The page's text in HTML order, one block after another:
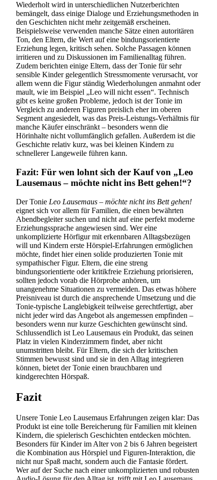
Wiederholt wird in unterschiedlichen Nutzerberichten
bemängelt, dass einige Dialoge und Erziehungsmethoden in
den Geschichten nicht mehr zeitgemäß erscheinen.
Beispielsweise verwenden manche Sätze einen autoritären
Ton, den Eltern, die Wert auf eine bindungsorientierte
Erziehung legen, kritisch sehen. Solche Passagen können
irritieren und zu Diskussionen im Familienalltag führen.
Zudem berichten einige Eltern, dass der Tonie für sehr
sensible Kinder gelegentlich Stressmomente verursacht, vor
allem wenn die Figur ständig Wiederholungen anmahnt oder
mault, wie im Beispiel „Leo will nicht essen“. Technisch
gibt es keine großen Probleme, jedoch ist der Tonie im
Vergleich zu anderen Figuren preislich eher im oberen
Segment angesiedelt, was das Preis-Leistungs-Verhältnis für
manche Käufer einschränkt – besonders wenn die
Hörinhalte nicht vollumfänglich gefallen. Außerdem ist die
Geschichte relativ kurz, was bei kleinen Kindern zu
schnellerer Langeweile führen kann.
Fazit: Für wen lohnt sich der Kauf von „Leo
Lausemaus – möchte nicht ins Bett gehen!“?
Der Tonie Leo Lausemaus – möchte nicht ins Bett gehen!
eignet sich vor allem für Familien, die einen bewährten
Abendbegleiter suchen und nicht auf eine perfekt moderne
Erziehungssprache angewiesen sind. Wer eine
unkomplizierte Hörfigur mit erkennbaren Alltagsbezügen
will und Kindern erste Hörspiel-Erfahrungen ermöglichen
möchte, findet hier einen solide produzierten Tonie mit
sympathischer Figur. Eltern, die eine streng
bindungsorientierte oder kritikfreie Erziehung priorisieren,
sollten jedoch vorab die Hörprobe anhören, um
unangenehme Situationen zu vermeiden. Das etwas höhere
Preisniveau ist durch die ansprechende Umsetzung und die
Tonie-typische Langlebigkeit teilweise gerechtfertigt, aber
nicht jeder wird das Angebot als angemessen empfinden –
besonders wenn nur kurze Geschichten gewünscht sind.
Schlussendlich ist Leo Lausemaus ein Produkt, das seinen
Platz in vielen Kinderzimmern findet, aber nicht
unumstritten bleibt. Für Eltern, die sich der kritischen
Stimmen bewusst sind und sie in den Alltag integrieren
können, bietet der Tonie einen brauchbaren und
kindgerechten Hörspaß.
Fazit
Unsere Tonie Leo Lausemaus Erfahrungen zeigen klar: Das
Produkt ist eine tolle Bereicherung für Familien mit kleinen
Kindern, die spielerisch Geschichten entdecken möchten.
Besonders für Kinder im Alter von 2 bis 6 Jahren begeistert
die Kombination aus Hörspiel und Figuren-Interaktion, die
nicht nur Spaß macht, sondern auch die Fantasie fördert.
Wer auf der Suche nach einer unkomplizierten und robusten